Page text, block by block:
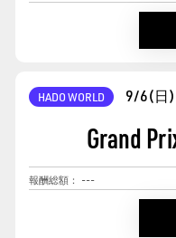
HADO WORLD 9/6(日)
Grand
報酬総額： ---